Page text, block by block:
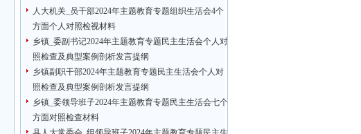
人大机关_员干部2024年主题教育专题组织生活会4个
方面个人对照检视材料
乡镇_委副书记2024年主题教育专题民主生活会个人对
照检查及典型案例剖析发言提纲
乡镇副职干部2024年主题教育专题民主生活会个人对
照检查及典型案例剖析发言提纲
乡镇_委领导班子2024年主题教育专题民主生活会七个
方面对照检查材料